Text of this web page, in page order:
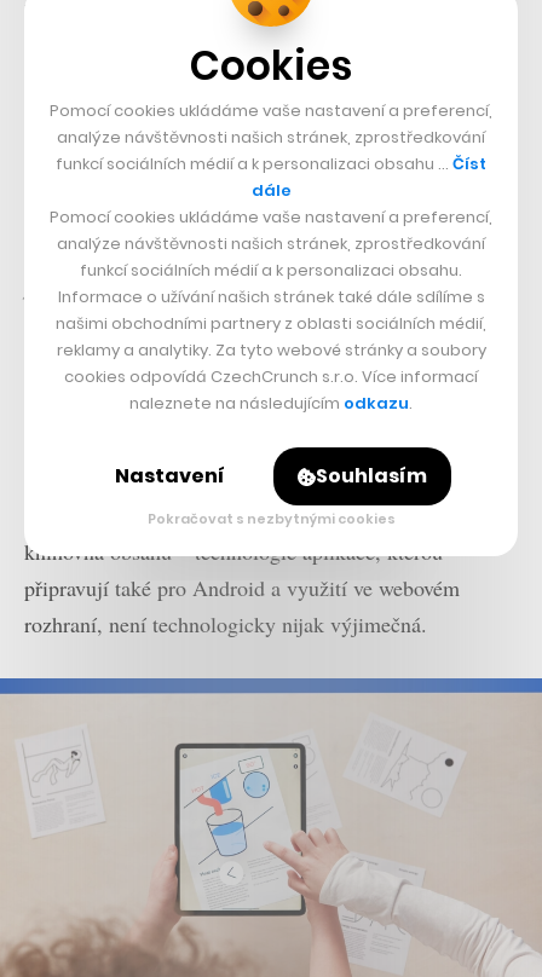
zájem o studium takzvaných STEM oborů (z
anglického Science, Technology, Engineering,
Mathematics).
„V sedmé nebo osmé třídě, na které cílíme, to na fyzice
není žádná raketová věda. Můžeme ale přispět k tomu,
že žáci budou mít fyziku o něco radši. Se stejným cílem
pak plánujeme přidat i chemii nebo biologii,“popisuje
kreativní zakladatel.
Investice a směr Spojené státy
Se svým týmem však před sebou má Škop ještě mnoho
práce. Primárním cílem je aktuálně dodělávat obsah,
protože samotné Vividbooks fungují spíše jako
knihovna obsahu – technologie aplikace, kterou
připravují také pro Android a využití ve webovém
rozhraní, není technologicky nijak výjimečná.
Cookies
Pomocí cookies ukládáme vaše nastavení a preferencí,
analýze návštěvnosti našich stránek, zprostředkování
funkcí sociálních médií a k personalizaci obsahu … Číst
dále
Pomocí cookies ukládáme vaše nastavení a preferencí,
analýze návštěvnosti našich stránek, zprostředkování
funkcí sociálních médií a k personalizaci obsahu.
Informace o užívání našich stránek také dále sdílíme s
našimi obchodními partnery z oblasti sociálních médií,
reklamy a analytiky. Za tyto webové stránky a soubory
cookies odpovídá CzechCrunch s.r.o. Více informací
naleznete na následujícím odkazu.
Nastavení Souhlasím
Pokračovat s nezbytnými cookies